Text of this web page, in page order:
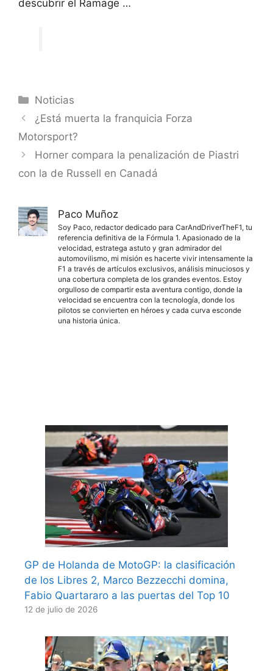
descubrir el Ramage …
Categorías
Noticias
¿Está muerta la franquicia Forza
Motorsport?
Horner compara la penalización de Piastri
con la de Russell en Canadá
Paco Muñoz
Soy Paco, redactor dedicado para CarAndDriverTheF1, tu
referencia definitiva de la Fórmula 1. Apasionado de la
velocidad, estratega astuto y gran admirador del
automovilismo, mi misión es hacerte vivir intensamente la
F1 a través de artículos exclusivos, análisis minuciosos y
una cobertura completa de los grandes eventos. Estoy
orgulloso de compartir esta aventura contigo, donde la
velocidad se encuentra con la tecnología, donde los
pilotos se convierten en héroes y cada curva esconde
una historia única.
GP de Holanda de MotoGP: la clasificación
de los Libres 2, Marco Bezzecchi domina,
Fabio Quartararo a las puertas del Top 10
12 de julio de 2026